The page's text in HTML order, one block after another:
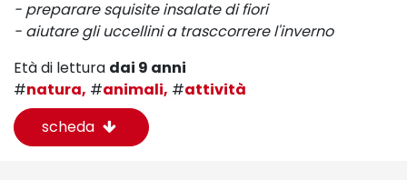
- preparare squisite insalate di fiori
- aiutare gli uccellini a trasccorrere l'inverno
Età di lettura dai 9 anni
#natura, #animali, #attività
scheda